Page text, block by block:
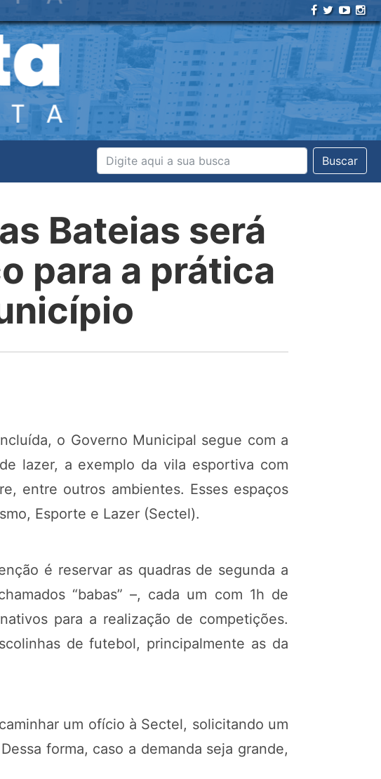
Buscar
Bateias será
para a prática
o Governo Municipal segue com a
lazer, a exemplo da vila esportiva com
entre outros ambientes. Esses espaços
Esporte e Lazer (Sectel).
é reservar as quadras de segunda a
“babas” –, cada um com 1h de
para a realização de competições.
de futebol, principalmente as da
um ofício à Sectel, solicitando um
forma, caso a demanda seja grande,